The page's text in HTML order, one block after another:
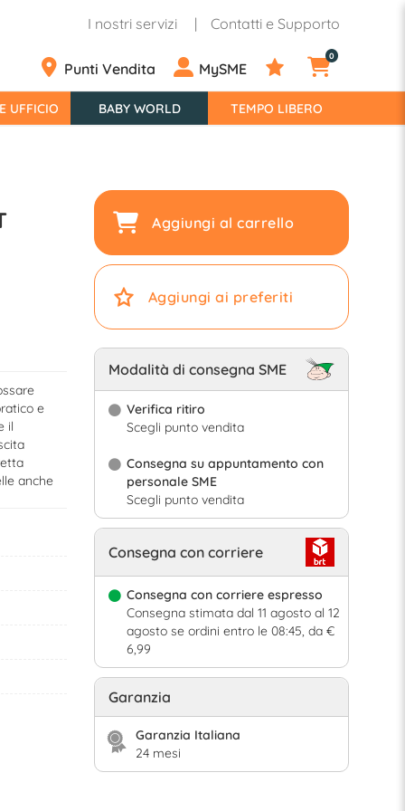
I nostri servizi Contatti e Supporto
Punti Vendita MySME
0
UFFICIO BABY WORLD TEMPO LIBERO
e
il
anche
Aggiungi al carrello
Aggiungi ai preferiti
Modalità di consegna SME
Verifica ritiro
Scegli punto vendita
Consegna su appuntamento con
personale SME
Scegli punto vendita
Consegna con corriere
Consegna con corriere espresso
Consegna stimata dal 11 agosto al 12
agosto se ordini entro le 08:45, da €
6,99
Garanzia
Garanzia Italiana
24 mesi